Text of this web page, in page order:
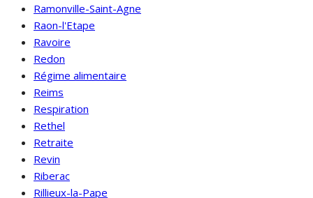
Ramonville-Saint-Agne
Raon-l'Etape
Ravoire
Redon
Régime alimentaire
Reims
Respiration
Rethel
Retraite
Revin
Riberac
Rillieux-la-Pape